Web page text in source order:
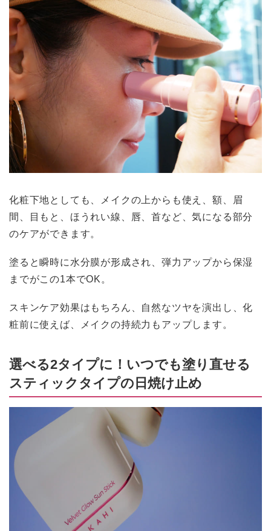
化粧下地としても、メイクの上からも使え、額、眉
間、目もと、ほうれい線、唇、首など、気になる部分
のケアができます。
塗ると瞬時に水分膜が形成され、弾力アップから保湿
までがこの1本でOK。
スキンケア効果はもちろん、自然なツヤを演出し、化
粧前に使えば、メイクの持続力もアップします。
選べる2タイプに！いつでも塗り直せる
スティックタイプの日焼け止め